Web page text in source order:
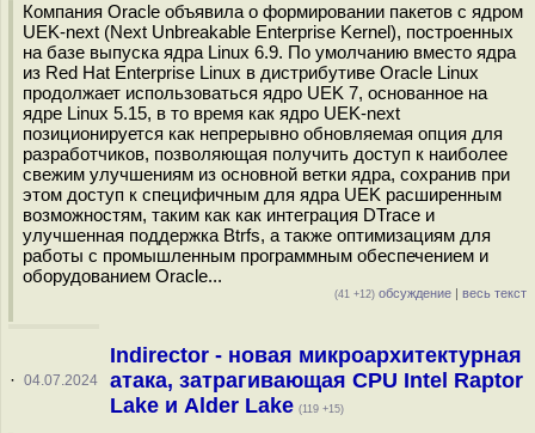
Компания Oracle объявила о формировании пакетов с ядром
UEK-next (Next Unbreakable Enterprise Kernel), построенных
на базе выпуска ядра Linux 6.9. По умолчанию вместо ядра
из Red Hat Enterprise Linux в дистрибутиве Oracle Linux
продолжает использоваться ядро UEK 7, основанное на
ядре Linux 5.15, в то время как ядро UEK-next
позиционируется как непрерывно обновляемая опция для
разработчиков, позволяющая получить доступ к наиболее
свежим улучшениям из основной ветки ядра, сохранив при
этом доступ к специфичным для ядра UEK расширенным
возможностям, таким как как интеграция DTrace и
улучшенная поддержка Btrfs, а также оптимизациям для
работы с промышленным программным обеспечением и
оборудованием Oracle...
(41 +12) обсуждение | весь текст
· 04.07.2024
Indirector - новая микроархитектурная
атака, затрагивающая CPU Intel Raptor
Lake и Alder Lake (119 +15)